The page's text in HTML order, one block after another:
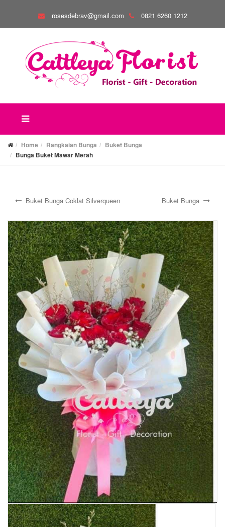
rosesdebrav@gmail.com 0821 6260 1212
Home Rangkaian Bunga
Buket Bunga
Bunga Buket Mawar Merah
Buket Bunga Coklat Silverqueen Buket Bunga